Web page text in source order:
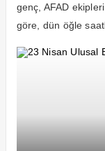
genç, AFAD
göre, dün öğle